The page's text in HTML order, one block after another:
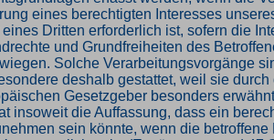
eines berechtigten Interesses
Dritten erforderlich ist, sofern die
und Grundfreiheiten des
Solche Verarbeitungsvorgänge
deshalb gestattet, weil sie durch
Gesetzgeber besonders
insoweit die Auffassung, dass ein
sein könnte, wenn die